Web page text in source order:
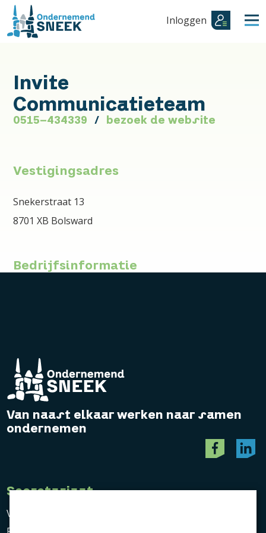
Inloggen
Invite
Communicatieteam
0515-434339 bezoek de website
Vestigingsadres
Snekerstraat 13
8701 XB Bolsward
Bedrijfsinformatie
Van naast elkaar werken naar samen
ondernemen
Secretariaat
Vereniging Ondernemend Sneek